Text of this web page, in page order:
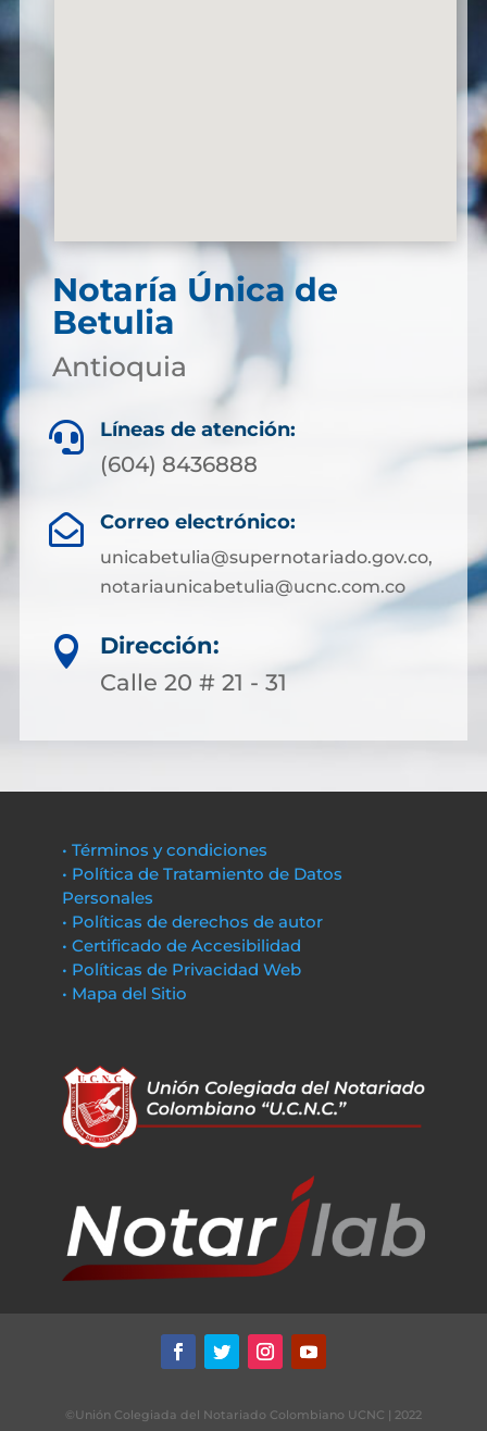
Notaría Única de
Betulia
Antioquia
 Líneas de atención:
(604) 8436888
 Correo electrónico:
unicabetulia@supernotariado.gov.co,
notariaunicabetulia@ucnc.com.co

Dirección:
Calle 20 # 21 - 31
• Términos y condiciones
• Política de Tratamiento de Datos
Personales
• Políticas de derechos de autor
• Certificado de Accesibilidad
• Políticas de Privacidad Web
• Mapa del Sitio
©Unión Colegiada del Notariado Colombiano UCNC | 2022